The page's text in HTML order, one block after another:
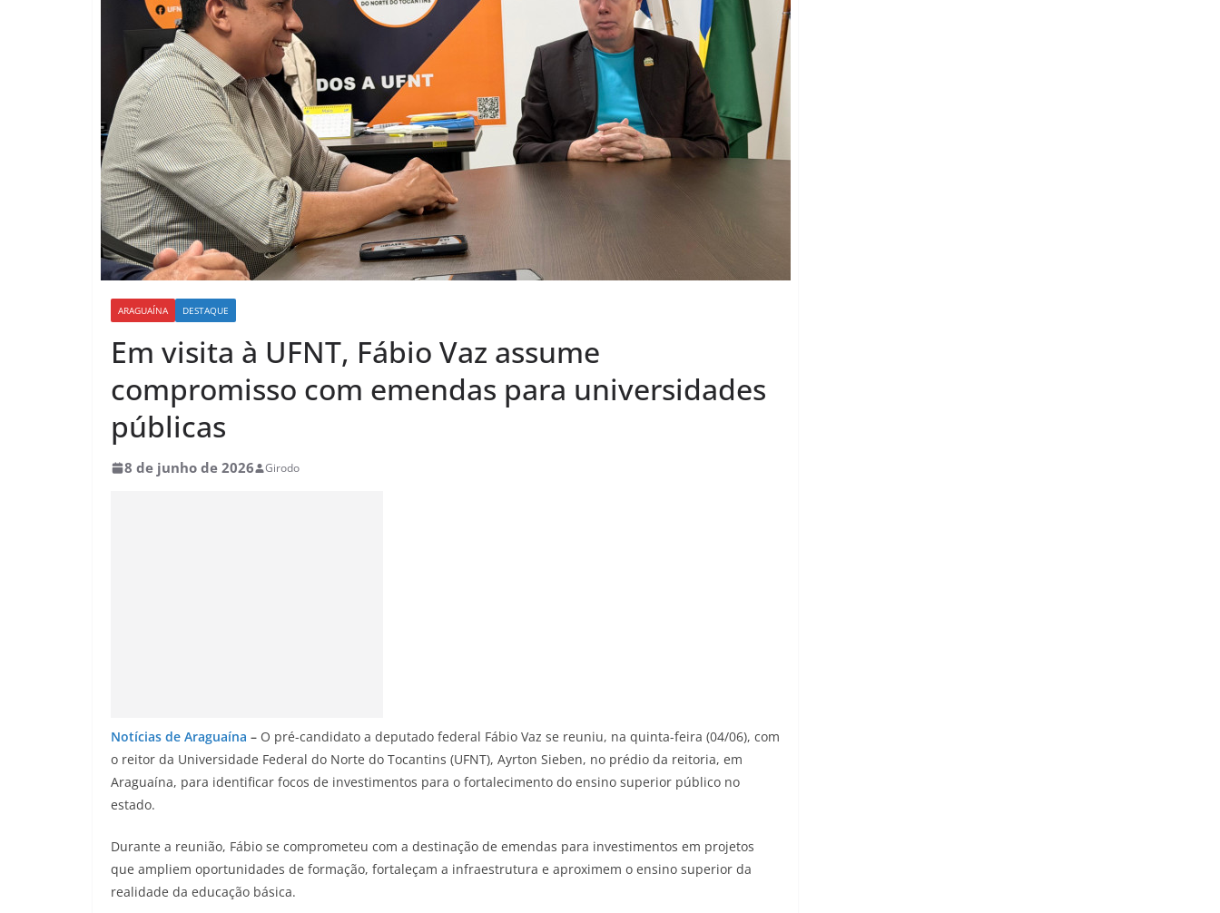
ARAGUAÍNA DESTAQUE
Em visita à UFNT, Fábio Vaz assume
compromisso com emendas para universidades
públicas
8 de junho de 2026 Girodo
Notícias de Araguaína – O pré-candidato a deputado federal Fábio Vaz se reuniu, na quinta-feira (04/06), com
o reitor da Universidade Federal do Norte do Tocantins (UFNT), Ayrton Sieben, no prédio da reitoria, em
Araguaína, para identificar focos de investimentos para o fortalecimento do ensino superior público no
estado.
Durante a reunião, Fábio se comprometeu com a destinação de emendas para investimentos em projetos
que ampliem oportunidades de formação, fortaleçam a infraestrutura e aproximem o ensino superior da
realidade da educação básica.